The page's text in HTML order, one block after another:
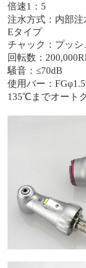
倍速1： 5
注水方式：内部注
Eタイプ
チャック：プッ
回転数：200
騒音：≤70dB
使用バー：FGφ
135℃までオート